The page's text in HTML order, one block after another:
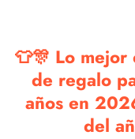
👕🎊 Lo
de regalo
años en
del